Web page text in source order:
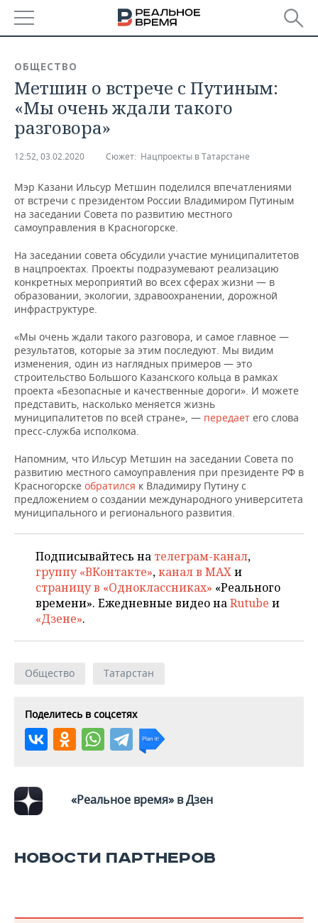
БАШКОРТОСТАН
ТАТАРСТАН
НОВОСТИ
АНАЛИТИКА
ДЕКЛАРАЦИИ О ДОХОДАХ
КОРОЛИ ГОСЗАКАЗА ПФО
КОМУ ПРИНАДЛЕЖАТ
ТОРГОВЫЕ ЦЕНТРЫ
ТАТАРСТАНА
НОВОСТИ ЭКОНОМИКИ
ФИНАНСЫ
БЮДЖЕТ
ИНВЕСТИЦИИ
ПРОМЫШЛЕННОСТЬ
НОВОСТИ
ПРОМЫШЛЕННОСТИ
АГРОПРОМ
МАШИНОСТРОЕНИЕ
НЕФТЬ
ОПК
ЭНЕРГЕТИКА
НЕДВИЖИМОСТЬ
НОВОСТИ АВТО
БИЗНЕС
НОВОСТИ БИЗНЕСА
РОЗНИЧНАЯ ТОРГОВЛЯ
ТРАНСПОРТ
УСЛУГИ
ТЕХНОЛОГИИ
НОВОСТИ ТЕХНОЛОГИЙ
IT
МЕДИА
МЕРОПРИЯТИЯ
НОВОСТИ МЕРОПРИЯТИЙ
ВЫЕЗДНАЯ РЕДАКЦИЯ
ONLINE-КОНФЕРЕНЦИИ
ОТКРЫТАЯ ЛЕКЦИЯ
СПОРТ
НОВОСТИ СПОРТА
ХОККЕЙ
БАСКЕТБОЛ
КИБЕРСПОРТ
ФИГУРНОЕ КАТАНИЕ
ВОДНЫЕ ВИДЫ СПОРТА
ХОККЕЙ С МЯЧОМ
ОБЩЕСТВО
ВЛАСТЬ
ИНФРАСТРУКТУРА
КУЛЬТУРА
МЕДИЦИНА
ОБРАЗОВАНИЕ
ПРОИСШЕСТВИЯ
СЮЖЕТЫ
СПРАВОЧНИК
СПИСОК КОМПАНИЙ
ОБЩЕСТВО
Метшин о встрече с Путиным:
«Мы очень ждали такого
разговора»
12:52, 03.02.2020 Сюжет: Нацпроекты в Татарстане
Мэр Казани Ильсур Метшин поделился впечатлениями
от встречи с президентом России Владимиром Путиным
на заседании Совета по развитию местного
самоуправления в Красногорске.
На заседании совета обсудили участие муниципалитетов
в нацпроектах. Проекты подразумевают реализацию
конкретных мероприятий во всех сферах жизни — в
образовании, экологии, здравоохранении, дорожной
инфраструктуре.
«Мы очень ждали такого разговора, и самое главное —
результатов, которые за этим последуют. Мы видим
изменения, один из наглядных примеров — это
строительство Большого Казанского кольца в рамках
проекта «Безопасные и качественные дороги». И можете
представить, насколько меняется жизнь
муниципалитетов по всей стране», — передает его слова
пресс-служба исполкома.
Напомним, что Ильсур Метшин на заседании Совета по
развитию местного самоуправления при президенте РФ в
Красногорске обратился к Владимиру Путину с
предложением о создании международного университета
муниципального и регионального развития.
Подписывайтесь на телеграм-канал,
группу «ВКонтакте»,канал в MAXи
страницу в «Одноклассниках» «Реального
времени». Ежедневные видео наRutube и
«Дзене».
Общество Татарстан
Поделитесь в соцсетях
«Реальное время» в Дзен
НОВОСТИ ПАРТНЕРОВ